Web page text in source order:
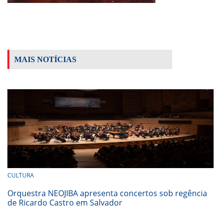
MAIS NOTÍCIAS
CULTURA
Orquestra NEOJIBA apresenta concertos sob regência
de Ricardo Castro em Salvador